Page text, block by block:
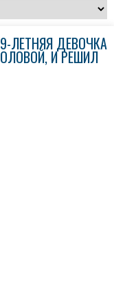
ЛЕТНЯЯ ДЕВОЧКА
И РЕШИЛ